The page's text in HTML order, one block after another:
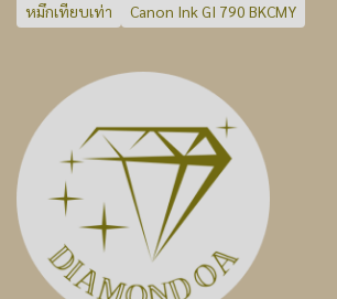
หมึกเทียบเท่า Canon Ink GI 790 BKCMY